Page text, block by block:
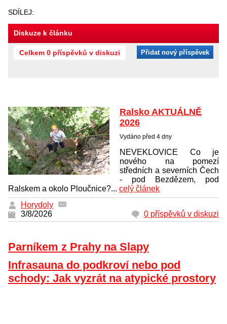
SDÍLEJ:
Diskuze k článku
Celkem 0 příspěvků v diskuzi Přidat nový příspěvek
Ralsko AKTUÁLNĚ
2026
Vydáno před 4 dny
NEVEKLOVICE Co je
nového na pomezí
středních a severních Čech
- pod Bezdězem, pod
Ralskem a okolo Ploučnice?... celý článek
Horydoly
3/8/2026
0 příspěvků v diskuzi
Parníkem z Prahy na Slapy
Infrasauna do podkroví nebo pod
schody: Jak vyzrát na atypické prostory